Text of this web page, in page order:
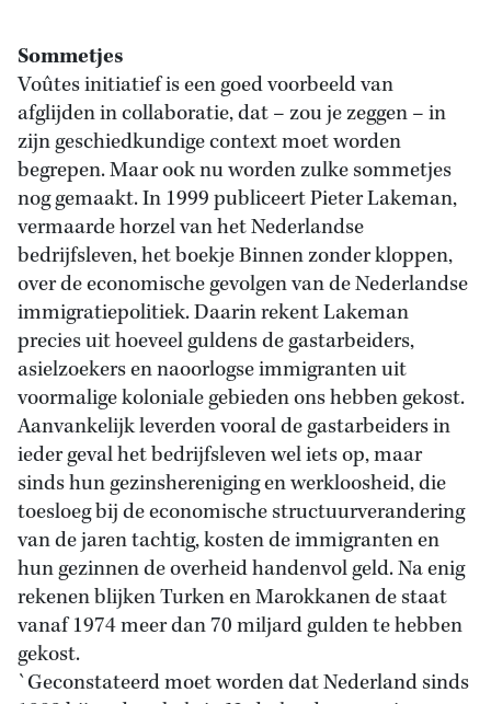
Sommetjes
Voûtes initiatief is een goed voorbeeld van
afglijden in collaboratie, dat – zou je zeggen – in
zijn geschiedkundige context moet worden
begrepen. Maar ook nu worden zulke sommetjes
nog gemaakt. In 1999 publiceert Pieter Lakeman,
vermaarde horzel van het Nederlandse
bedrijfsleven, het boekje Binnen zonder kloppen,
over de economische gevolgen van de Nederlandse
immigratiepolitiek. Daarin rekent Lakeman
precies uit hoeveel guldens de gastarbeiders,
asielzoekers en naoorlogse immigranten uit
voormalige koloniale gebieden ons hebben gekost.
Aanvankelijk leverden vooral de gastarbeiders in
ieder geval het bedrijfsleven wel iets op, maar
sinds hun gezinshereniging en werkloosheid, die
toesloeg bij de economische structuurverandering
van de jaren tachtig, kosten de immigranten en
hun gezinnen de overheid handenvol geld. Na enig
rekenen blijken Turken en Marokkanen de staat
vanaf 1974 meer dan 70 miljard gulden te hebben
gekost.
`Geconstateerd moet worden dat Nederland sinds